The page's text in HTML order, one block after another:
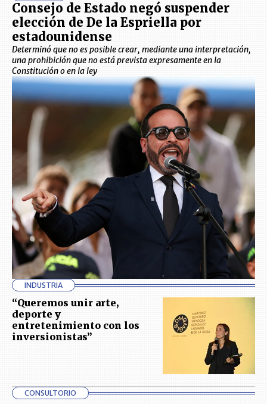
Consejo de Estado negó suspender
elección de De la Espriella por
estadounidense
Determinó que no es posible crear, mediante una interpretación,
una prohibición que no está prevista expresamente en la
Constitución o en la ley
INDUSTRIA
“Queremos unir arte,
deporte y
entretenimiento con los
inversionistas”
CONSULTORIO